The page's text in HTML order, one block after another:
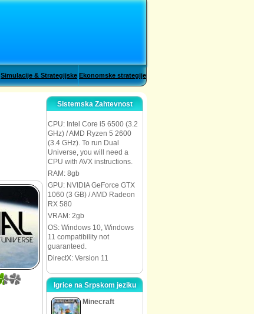
Simulacije & Strategijske Ekonomske strategije
Sistemska Zahtevnost
CPU: Intel Core i5 6500 (3.2
GHz) / AMD Ryzen 5 2600
(3.4 GHz). To run Dual
Universe, you will need a
CPU with AVX instructions.
RAM: 8gb
GPU: NVIDIA GeForce GTX
1060 (3 GB) / AMD Radeon
RX 580
VRAM: 2gb
OS: Windows 10, Windows
11 compatibility not
guaranteed.
DirectX: Version 11
Igrice na Srpskom jeziku
Minecraft